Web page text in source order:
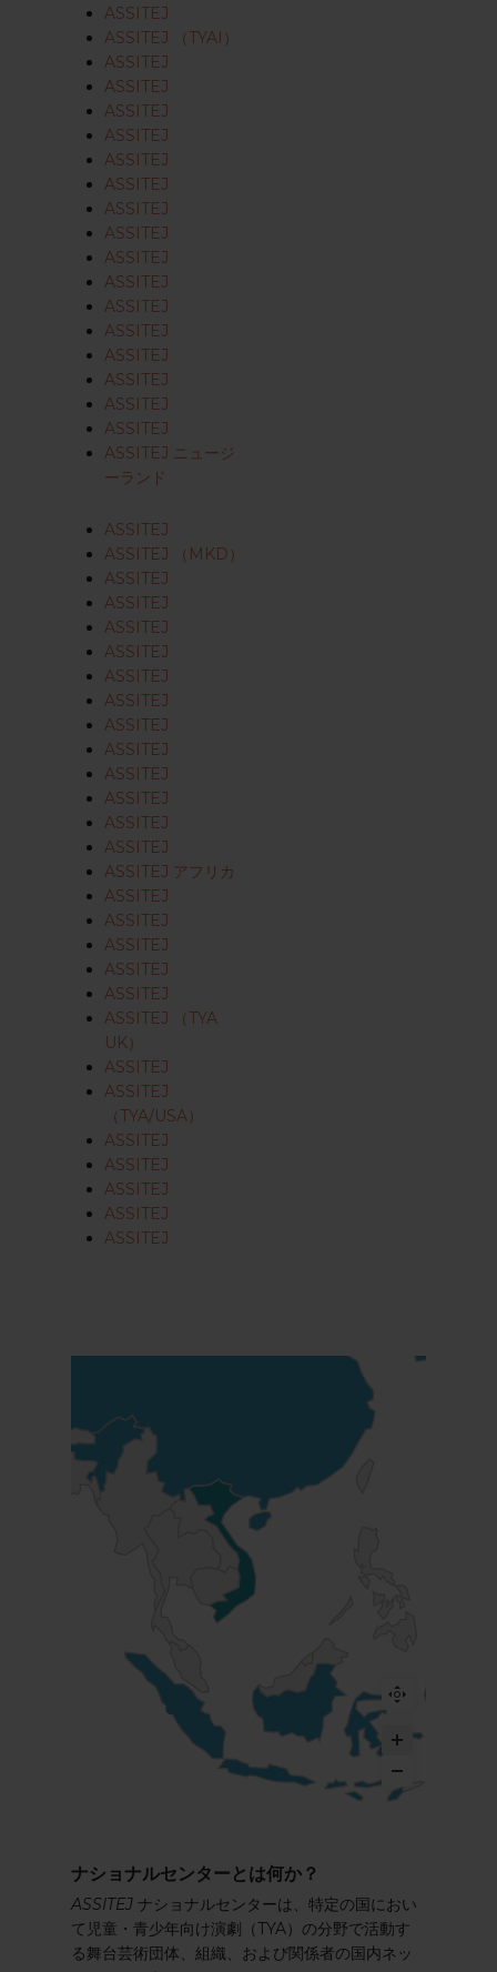
ASSITEJ
ASSITEJ （TYAI）
ASSITEJ
ASSITEJ
ASSITEJ
ASSITEJ
ASSITEJ
ASSITEJ
ASSITEJ
ASSITEJ
ASSITEJ
ASSITEJ
ASSITEJ
ASSITEJ
ASSITEJ
ASSITEJ
ASSITEJ
ASSITEJ
ASSITEJ ニュージ
ーランド
ASSITEJ
ASSITEJ （MKD）
ASSITEJ
ASSITEJ
ASSITEJ
ASSITEJ
ASSITEJ
ASSITEJ
ASSITEJ
ASSITEJ
ASSITEJ
ASSITEJ
ASSITEJ
ASSITEJ
ASSITEJ アフリカ
ASSITEJ
ASSITEJ
ASSITEJ
ASSITEJ
ASSITEJ
ASSITEJ （TYA
UK）
ASSITEJ
ASSITEJ
（TYA/USA）
ASSITEJ
ASSITEJ
ASSITEJ
ASSITEJ
ASSITEJ
ナショナルセンターとは何か？
ASSITEJ ナショナルセンターは、特定の国におい
て児童・青少年向け演劇（TYA）の分野で活動す
る舞台芸術団体、組織、および関係者の国内ネッ